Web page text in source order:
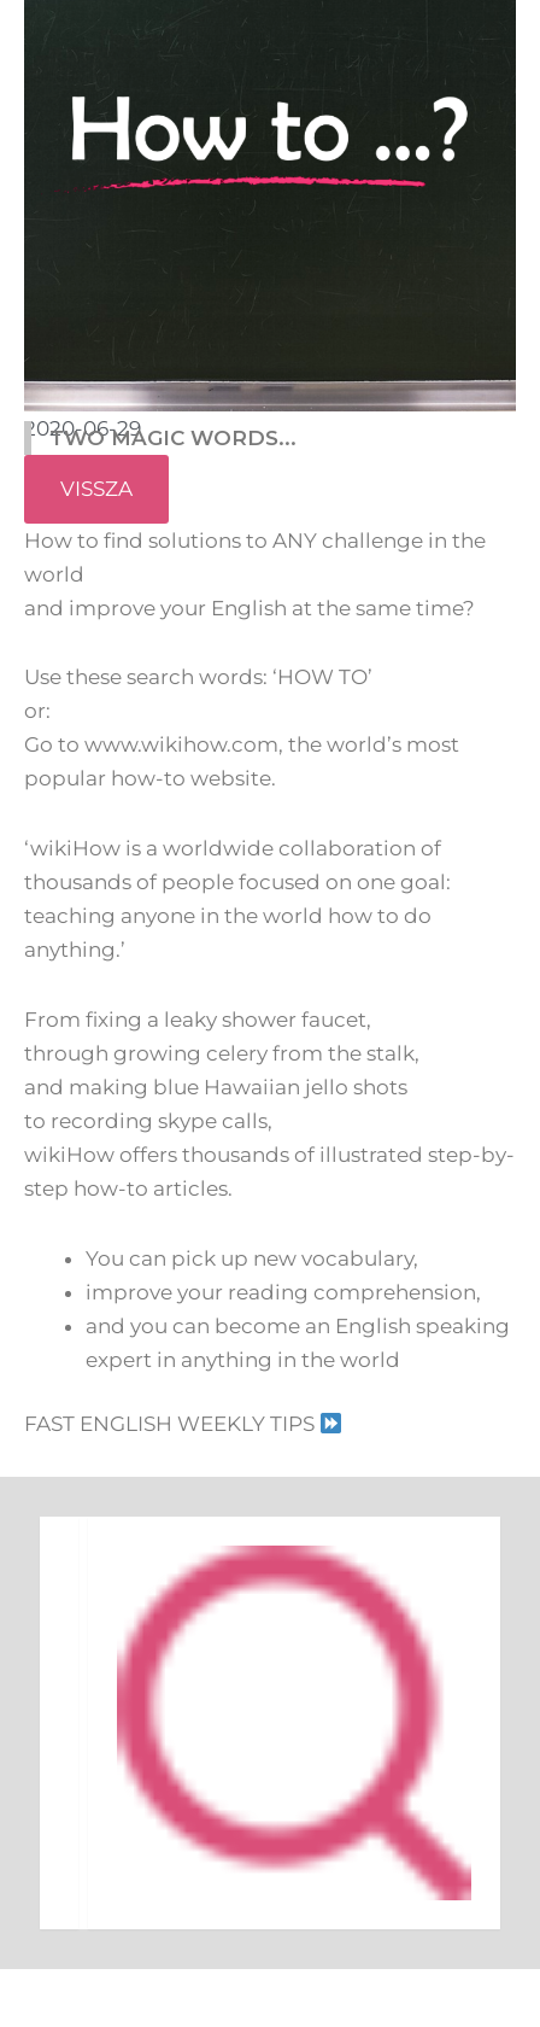
2020-06-29
TWO MAGIC WORDS...
VISSZA
How to find solutions to ANY challenge in the
world
and improve your English at the same time?
Use these search words: ‘HOW TO’
or:
Go to www.wikihow.com, the world’s most
popular how-to website.
‘wikiHow is a worldwide collaboration of
thousands of people focused on one goal:
teaching anyone in the world how to do
anything.’
From fixing a leaky shower faucet,
through growing celery from the stalk,
and making blue Hawaiian jello shots
to recording skype calls,
wikiHow offers thousands of illustrated step-by-
step how-to articles.
You can pick up new vocabulary,
improve your reading comprehension,
and you can become an English speaking
expert in anything in the world
FAST ENGLISH WEEKLY TIPS